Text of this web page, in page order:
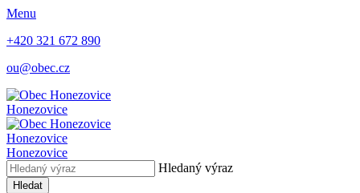
Menu
+420 321 672 890
ou@obec.cz
Honezovice
Honezovice
Honezovice
Hledaný výraz
Hledat